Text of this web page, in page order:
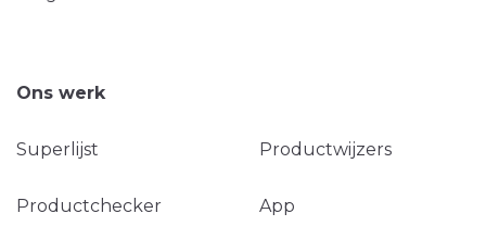
Ons werk
Superlijst Productwijzers
Productchecker App